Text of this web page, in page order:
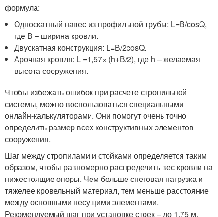
формула:
Односкатный навес из профильной трубы: L=В/cosQ,
где В – ширина кровли.
Двускатная конструкция: L=В/2cosQ.
Арочная кровля: L =1,57× (h+В/2), где h – желаемая
высота сооружения.
Чтобы избежать ошибок при расчёте стропильной
системы, можно воспользоваться специальными
онлайн-калькуляторами. Они помогут очень точно
определить размер всех конструктивных элементов
сооружения.
Шаг между стропилами и стойками определяется таким
образом, чтобы равномерно распределить вес кровли на
нижестоящие опоры. Чем больше снеговая нагрузка и
тяжелее кровельный материал, тем меньше расстояние
между основными несущими элементами.
Рекомендуемый шаг при установке стоек – до 1,75 м.